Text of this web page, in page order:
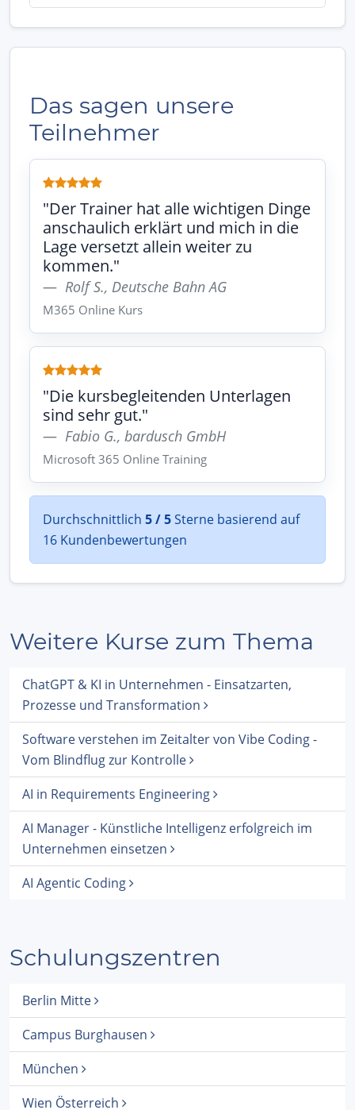
Das sagen unsere
Teilnehmer
"Der Trainer hat alle wichtigen Dinge
anschaulich erklärt und mich in die
Lage versetzt allein weiter zu
kommen."
Rolf S., Deutsche Bahn AG
M365 Online Kurs
"Die kursbegleitenden Unterlagen
sind sehr gut."
Fabio G., bardusch GmbH
Microsoft 365 Online Training
Durchschnittlich 5 / 5Sterne basierend auf
16 Kundenbewertungen
Weitere Kurse zum Thema
ChatGPT & KI in Unternehmen - Einsatzarten,
Prozesse und Transformation
Software verstehen im Zeitalter von Vibe Coding -
Vom Blindflug zur Kontrolle
AI in Requirements Engineering
AI Manager - Künstliche Intelligenz erfolgreich im
Unternehmen einsetzen
AI Agentic Coding
Schulungszentren
Berlin Mitte
Campus Burghausen
München
Wien Österreich